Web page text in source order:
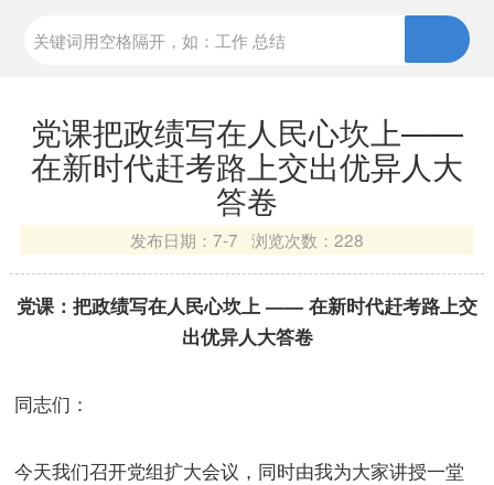
党课把政绩写在人民心坎上——
在新时代赶考路上交出优异人大
答卷
发布日期： 7-7 浏览次数： 228
党课：把政绩写在人民心坎上 —— 在新时代赶考路上交
出优异人大答卷
同志们：
今天我们召开党组扩大会议，同时由我为大家讲授一堂